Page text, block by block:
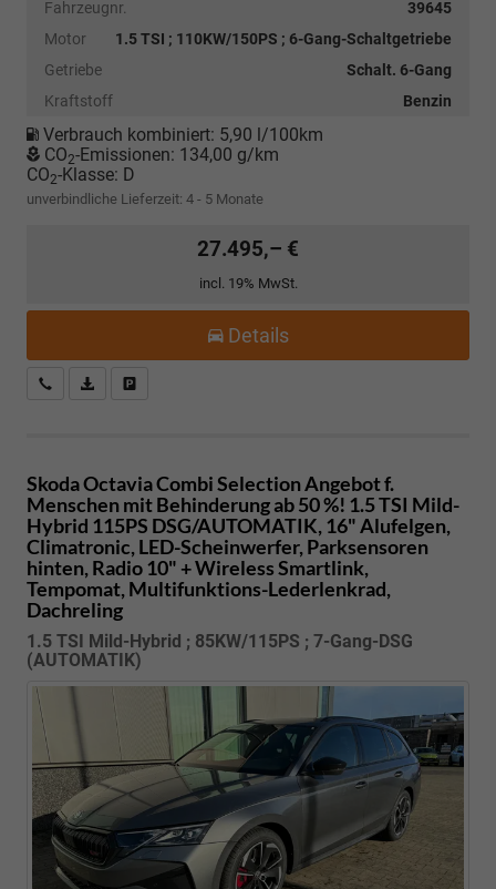
Fahrzeugnr.
39645
Motor
1.5 TSI ; 110KW/150PS ; 6-Gang-Schaltgetriebe
Getriebe
Schalt. 6-Gang
Kraftstoff
Benzin
Verbrauch kombiniert: 5,90 l/100km
CO2-Emissionen: 134,00 g/km
CO2-Klasse: D
unverbindliche Lieferzeit: 4 - 5 Monate
27.495,– €
incl. 19% MwSt.
Details
Kostenloser Rückruf-Service
PDF-Datei, Fahrzeugexposé drucken
Skoda Octavia CombiSelection Angebot f.
Menschen mit Behinderung ab 50 %! 1.5 TSI Mild-
Hybrid 115PS DSG/AUTOMATIK, 16" Alufelgen,
Climatronic, LED-Scheinwerfer, Parksensoren
hinten, Radio 10" + Wireless Smartlink,
Tempomat, Multifunktions-Lederlenkrad,
Dachreling
1.5 TSI Mild-Hybrid ; 85KW/115PS ; 7-Gang-DSG
(AUTOMATIK)